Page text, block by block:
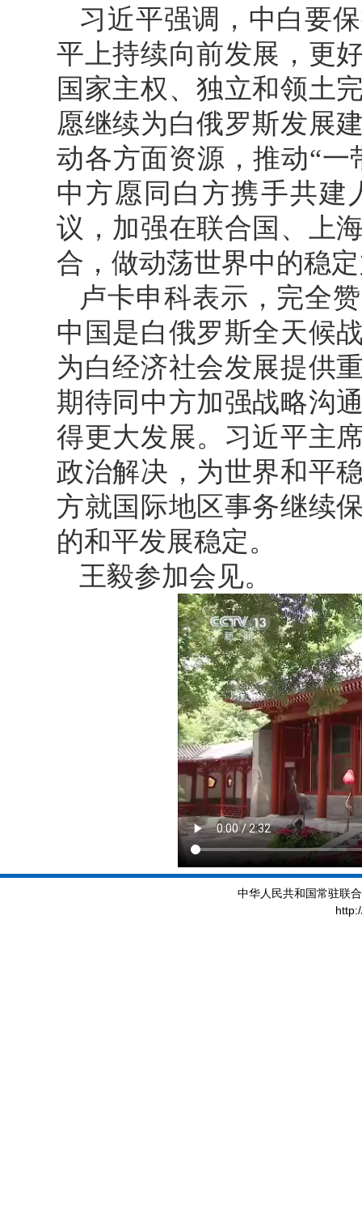
习近平强调，中白要
平上持续向前发展，更
国家主权、独立和领土
愿继续为白俄罗斯发展
动各方面资源，推动“
中方愿同白方携手共建
议，加强在联合国、上
合，做动荡世界中的稳
卢卡申科表示，完全
中国是白俄罗斯全天候
为白经济社会发展提供
期待同中方加强战略沟
得更大发展。习近平主
政治解决，为世界和平
方就国际地区事务继续
的和平发展稳定。
王毅参加会见。
中华人民共和国常驻联